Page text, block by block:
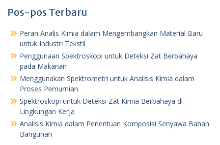
Pos-pos Terbaru
Peran Analis Kimia dalam Mengembangkan Material Baru
untuk Industri Tekstil
Penggunaan Spektroskopi untuk Deteksi Zat Berbahaya
pada Makanan
Menggunakan Spektrometri untuk Analisis Kimia dalam
Proses Pemurnian
Spektroskopi untuk Deteksi Zat Kimia Berbahaya di
Lingkungan Kerja
Analisis Kimia dalam Penentuan Komposisi Senyawa Bahan
Bangunan